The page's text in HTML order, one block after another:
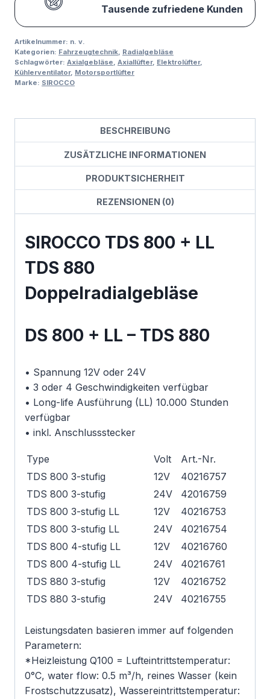
Tausende zufriedene Kunden
Artikelnummer: n. v.
Kategorien: Fahrzeugtechnik, Radialgebläse
Schlagwörter: Axialgebläse, Axiallüfter, Elektrolüfter,
Kühlerventilator, Motorsportlüfter
Marke: SIROCCO
BESCHREIBUNG
ZUSÄTZLICHE INFORMATIONEN
PRODUKTSICHERHEIT
REZENSIONEN (0)
SIROCCO TDS 800 + LL
TDS 880
Doppelradialgebläse
DS 800 + LL – TDS 880
• Spannung 12V oder 24V
• 3 oder 4 Geschwindigkeiten verfügbar
• Long-life Ausführung (LL) 10.000 Stunden
verfügbar
• inkl. Anschlussstecker
Type Volt
Art.-Nr.
TDS 800 3-stufig
12V
40216757
TDS 800 3-stufig
24V
42016759
TDS 800 3-stufig LL
12V
40216753
TDS 800 3-stufig LL
24V
40216754
TDS 800 4-stufig LL
12V
40216760
TDS 800 4-stufig LL
24V
40216761
TDS 880 3-stufig
12V
40216752
TDS 880 3-stufig
24V 40216755
Leistungsdaten basieren immer auf folgenden
Parametern:
*Heizleistung Q100 = Lufteintrittstemperatur:
0°C, water flow: 0.5 m³/h, reines Wasser (kein
Frostschutzzusatz), Wassereintrittstemperatur: